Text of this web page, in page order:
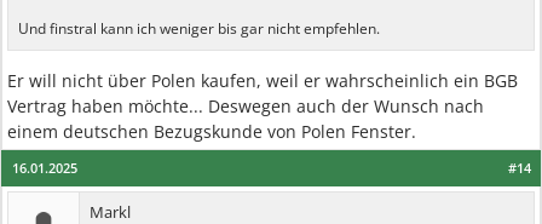
Und finstral kann ich weniger bis gar nicht empfehlen.
Er will nicht über Polen kaufen, weil er wahrscheinlich ein BGB
Vertrag haben möchte... Deswegen auch der Wunsch nach
einem deutschen Bezugskunde von Polen Fenster.
#14
16.01.2025
Markl